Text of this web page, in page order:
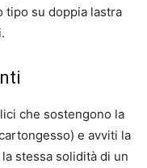
tipo su doppia lastra
che sostengono la
e avviti la
stessa solidità di un